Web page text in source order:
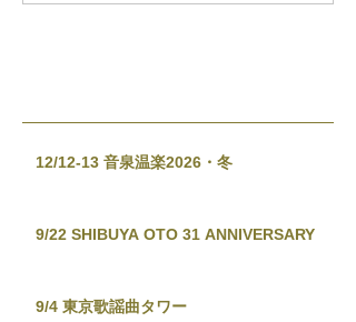
12/12-13 音泉温楽2026・冬
9/22 SHIBUYA OTO 31 ANNIVERSARY
9/4 東京歌謡曲タワー